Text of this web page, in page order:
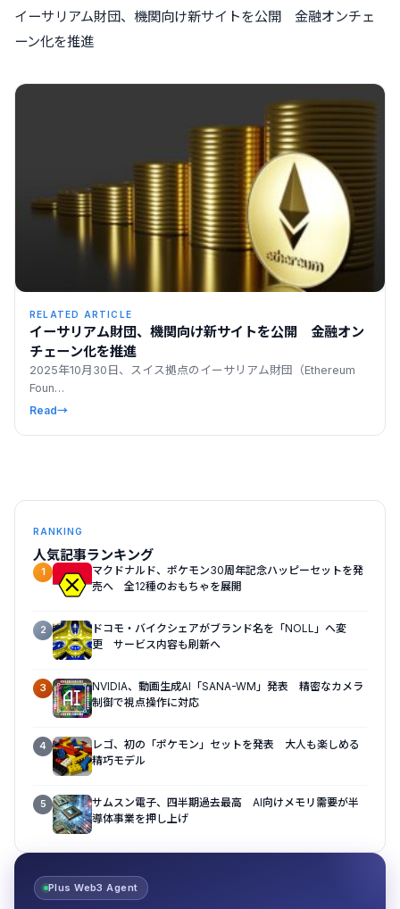
イーサリアム財団、機関向け新サイトを公開 金融オンチェ
ーン化を推進
RELATED ARTICLE
イーサリアム財団、機関向け新サイトを公開 金融オン
チェーン化を推進
2025年10月30日、スイス拠点のイーサリアム財団（Ethereum
Foun…
Read→
RANKING
人気記事ランキング
1
マクドナルド、ポケモン30周年記念ハッピーセットを発
売へ 全12種のおもちゃを展開
2
ドコモ・バイクシェアがブランド名を「NOLL」へ変
更 サービス内容も刷新へ
3
NVIDIA、動画生成AI「SANA-WM」発表 精密なカメラ
制御で視点操作に対応
4
レゴ、初の「ポケモン」セットを発表 大人も楽しめる
精巧モデル
5
サムスン電子、四半期過去最高 AI向けメモリ需要が半
導体事業を押し上げ
Plus Web3 Agent